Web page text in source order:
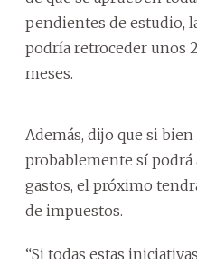
pendientes de estudio,
podría retroceder unos
meses.
Además, dijo que si
probablemente sí
gastos, el próximo
de impuestos.
“Si todas estas